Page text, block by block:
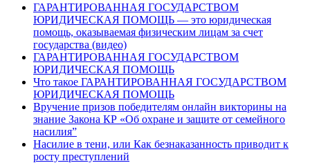
ГАРАНТИРОВАННАЯ ГОСУДАРСТВОМ
ЮРИДИЧЕСКАЯ ПОМОЩЬ — это юридическая
помощь, оказываемая физическим лицам за счет
государства (видео)
ГАРАНТИРОВАННАЯ ГОСУДАРСТВОМ
ЮРИДИЧЕСКАЯ ПОМОЩЬ
Что такое ГАРАНТИРОВАННАЯ ГОСУДАРСТВОМ
ЮРИДИЧЕСКАЯ ПОМОЩЬ
Вручение призов победителям онлайн викторины на
знание Закона КР «Об охране и защите от семейного
насилия”
Насилие в тени, или Как безнаказанность приводит к
росту преступлений